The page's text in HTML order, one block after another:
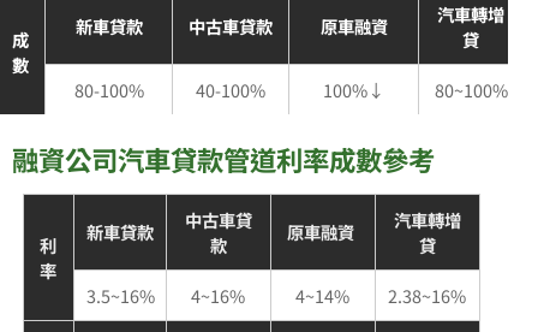
成
數
新車貸款 中古車貸款 原車融資
汽車轉增
貸
80-100%
40-100% 100%↓ 80~100%
融資公司汽車貸款管道利率成數參考
利
率
新車貸款
中古車貸
款
原車融資
汽車轉增
貸
3.5~16%
4~16% 4~14% 2.38~16%